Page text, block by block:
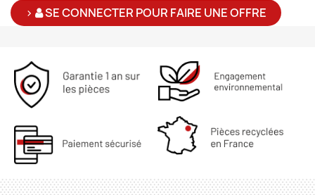
> SE CONNECTER POUR FAIRE UNE OFFRE